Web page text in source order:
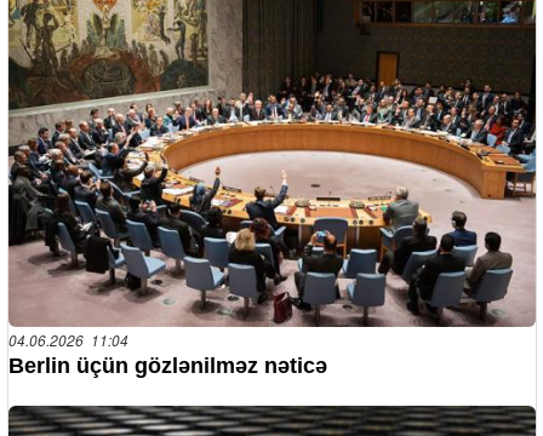
04.06.2026 11:04
Berlin üçün gözlənilməz nəticə